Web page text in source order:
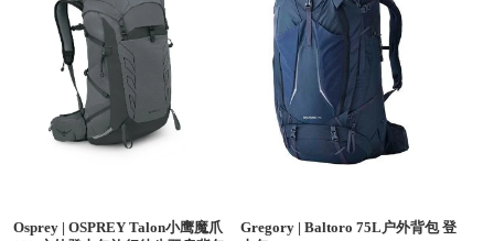
Osprey| OSPREY Talon小鹰魔爪
Gregory |Baltoro 75L户外背包 登